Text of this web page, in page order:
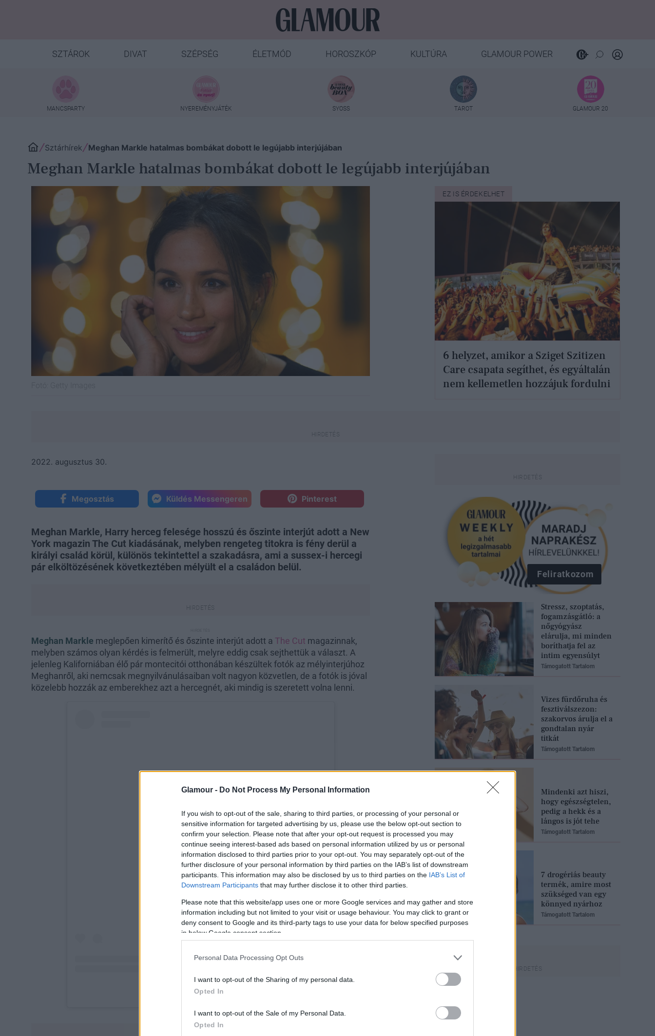
Glamour - Do Not Process My Personal Information
If you wish to opt-out of the sale, sharing to third parties, or processing of your personal or
sensitive information for targeted advertising by us, please use the below opt-out section to
confirm your selection. Please note that after your opt-out request is processed you may
continue seeing interest-based ads based on personal information utilized by us or personal
information disclosed to third parties prior to your opt-out. You may separately opt-out of the
further disclosure of your personal information by third parties on the IAB’s list of downstream
participants. This information may also be disclosed by us to third parties on the IAB’s List of
Downstream Participants that may further disclose it to other third parties.
Please note that this website/app uses one or more Google services and may gather and store
information including but not limited to your visit or usage behaviour. You may click to grant or
deny consent to Google and its third-party tags to use your data for below specified purposes
in below Google consent section.
Personal Data Processing Opt Outs
I want to opt-out of the Sharing of my personal data.
Opted In
I want to opt-out of the Sale of my Personal Data.
Opted In
SZTÁROK DIVAT SZÉPSÉG ÉLETMÓD HOROSZKÓP KULTÚRA GLAMOUR POWER
MANCSPARTY NYEREMÉNYJÁTÉK SYOSS TAROT GLAMOUR 20
Sztárhírek Meghan Markle hatalmas bombákat dobott le legújabb interjújában
Meghan Markle hatalmas bombákat dobott le legújabb interjújában
EZ IS ÉRDEKELHET
6 helyzet, amikor a Sziget Szitizen
Care csapata segíthet, és egyáltalán
nem kellemetlen hozzájuk fordulni
2022. augusztus 30.
Megosztás Küldés Messengeren Pinterest
Meghan Markle, Harry herceg felesége hosszú és őszinte interjút adott a New
York magazin The Cut kiadásának, melyben rengeteg titokra is fény derül a
királyi család körül, különös tekintettel a szakadásra, ami a sussex-i hercegi
pár elköltözésének következtében mélyült el a családon belül.
Meghan Markle meglepően kimerítő és őszinte interjút adott a The Cut magazinnak,
melyben számos olyan kérdés is felmerült, melyre eddig csak sejthettük a választ. A
jelenleg Kaliforniában élő pár montecitói otthonában készültek fotók az mélyinterjúhoz
Meghanről, aki nemcsak megnyilvánulásaiban volt nagyon közvetlen, de a fotók is jóval
közelebb hozzák az emberekhez azt a hercegnét, aki mindig is szeretett volna lenni.
Feliratkozom
Stressz, szoptatás,
fogamzásgátló: a
nőgyógyász
elárulja, mi minden
boríthatja fel az
intim egyensúlyt
Támogatott Tartalom
Vizes fürdőruha és
fesztiválszezon:
szakorvos árulja el a
gondtalan nyár
titkát
Támogatott Tartalom
Mindenki azt hiszi,
hogy egészségtelen,
pedig a hekk és a
lángos is jót tehe
Támogatott Tartalom
7 drogériás beauty
termék, amire most
szükséged van egy
könnyed nyárhoz
Támogatott Tartalom